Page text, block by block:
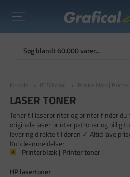
Forside IT Tilbehør Printerblæk | Printer
LASER TONER
Toner til laserprinter og printer finder du
originale laser printer patroner og billig
levering direkte til døren ✓ Altid lave
Kundeanmeldelser
Printerblæk | Printer toner
HP lasertoner